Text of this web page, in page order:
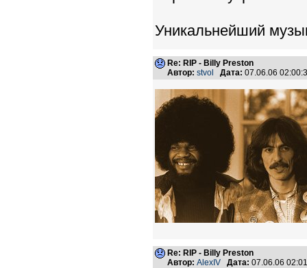
Уникальнейший
Re: RIP - Billy Preston
Автор: stvol Дата: 07.06.06
Re: RIP - Billy Preston
Автор: AlexIV Дата: 07.06.06